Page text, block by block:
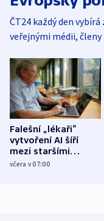
ČT24 každý den
veřejnými médii, členy
Falešní „lékaři“
vytvoření AI šíří
mezi staršími
Poláky nebezpečné
včera v 07:00